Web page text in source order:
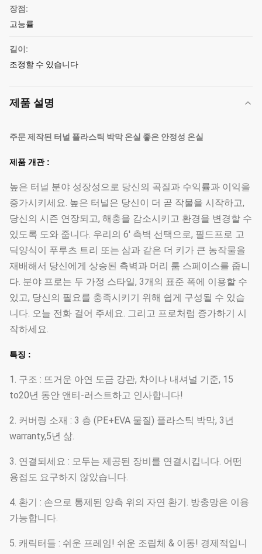
장점:
고능률
길이:
조정할 수 있습니다
제품 설명
주문 제작된 터널 플라스틱 박막 온실 좋은 안정성 온실
제품 개관 :
높은 터널 분야 성장성으로 당신의 곡질과 수익률과 이익을
증가시키세요. 높은 터널은 당신이 더 곧 작물을 시작하고,
당신의 시즌 연장되고, 해충을 감소시키고 환경을 변경할 수
있도록 도와 줍니다. 우리의 6' 측벽 선택으로, 필드프로 고
딕양식이 푸루츠 트리 또는 삼과 같은 더 키가 큰 농작물을
재배해서 당신에게 상승된 측벽과 머리 룸 스페이스를 줍니
다. 분야 프로는 두 가정 스타일, 3개의 표준 폭에 이용할 수
있고, 당신의 필요를 충족시키기 위해 쉽게 구성될 수 있습
니다. 오늘 전화 걸어 주세요. 그리고 프로처럼 증가하기 시
작하세요.
특징 :
1. 구조 : 뜨거운 아연 도금 강관, 차이나 내셔널 기준, 15
to20년 동안 앤티-러스트하고 인사합니다!
2. 커버링 소재 : 3 층 (PE+EVA 물질) 플라스틱 박막, 3년
warranty,5년 삶.
3. 연결되세요 : 모두는 제공된 장비를 연결시킵니다. 어떤
용접도 요구하지 않았습니다.
4. 환기 : 손으로 통제된 양측 위의 자연 환기. 방충망은 이용
가능합니다.
5. 캐릭터들 : 쉬운 프레임! 쉬운 조립체 & 이동! 경제적입니